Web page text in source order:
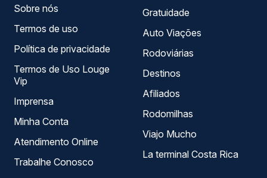
Sobre nós
Termos de uso
Política de privacidade
Termos de Uso Louge
Vip
Imprensa
Minha Conta
Atendimento Online
Trabalhe Conosco
Gratuidade
Auto Viações
Rodoviárias
Destinos
Afiliados
Rodomilhas
Viajo Mucho
La terminal Costa Rica